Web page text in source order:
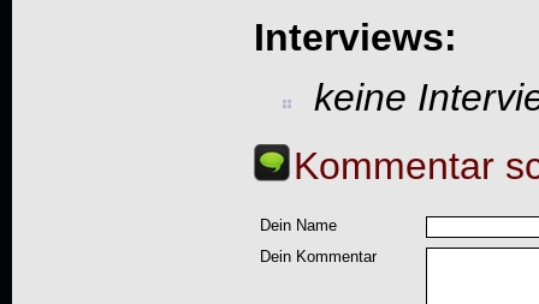
Interviews:
keine
Kommentar
Dein Name
Dein Kommentar